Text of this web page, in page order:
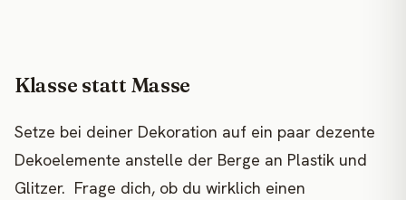
Klasse statt Masse
Setze bei deiner Dekoration auf ein paar dezente
Dekoelemente anstelle der Berge an Plastik und
Glitzer. Frage dich, ob du wirklich einen